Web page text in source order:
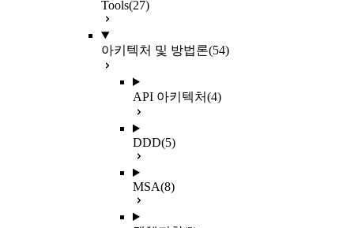
Tools(27)
아키텍처 및 방법론(54)
API 아키텍처(4)
DDD(5)
MSA(8)